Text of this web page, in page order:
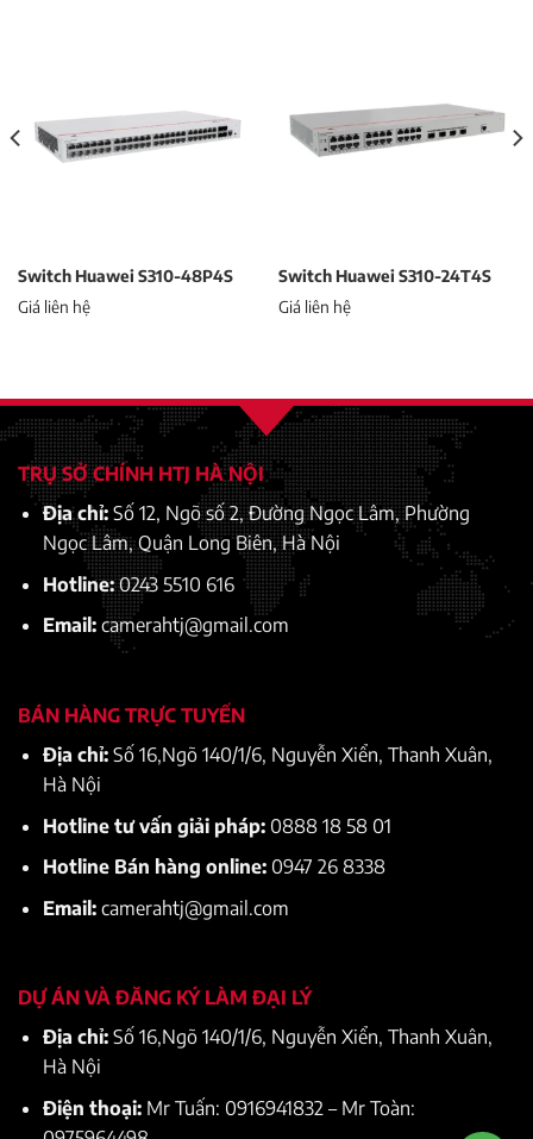
Switch Huawei S310-48P4S
Giá liên hệ
Switch Huawei S310-24T4S
Giá liên hệ
TRỤ SỞ CHÍNH HTJ HÀ NỘI
Địa chỉ:Số 12, Ngõ số 2, Đường Ngọc Lâm, Phường
Ngọc Lâm, Quận Long Biên, Hà Nội
Hotline:0243 5510 616
Email:camerahtj@gmail.com
BÁN HÀNG TRỰC TUYẾN
Địa chỉ:Số 16,Ngõ 140/1/6, Nguyễn Xiển, Thanh Xuân,
Hà Nội
Hotline tư vấn giải pháp: 0888 18 58 01
Hotline Bán hàng online: 0947 26 8338
Email:camerahtj@gmail.com
DỰ ÁN VÀ ĐĂNG KÝ LÀM ĐẠI LÝ
Địa chỉ:Số 16,Ngõ 140/1/6, Nguyễn Xiển, Thanh Xuân,
Hà Nội
Điện thoại:Mr Tuấn: 0916941832 – Mr Toàn: